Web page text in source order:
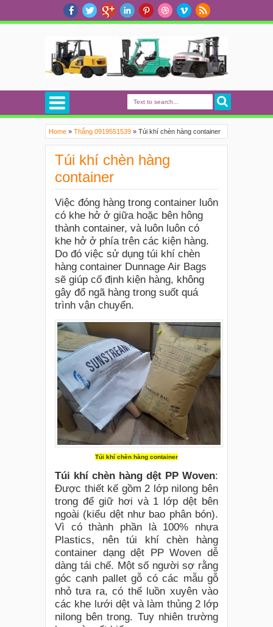
Home » Thắng 0919551539 » Túi khí chèn hàng container
Túi khí chèn hàng
container
Việc đóng hàng trong container luôn
có khe hở ở giữa hoặc bên hông
thành container, và luôn luôn có
khe hở ở phía trên các kiện hàng.
Do đó việc sử dụng túi khí chèn
hàng container Dunnage Air Bags
sẽ giúp cố định kiện hàng, không
gây đổ ngã hàng trong suốt quá
trình vận chuyển.
Túi khí chèn hàng container
Túi khí chèn hàng dệt PP Woven:
Được thiết kế gồm 2 lớp nilong bên
trong để giữ hơi và 1 lớp dệt bên
ngoài (kiểu dệt như bao phân bón).
Vì có thành phần là 100% nhựa
Plastics, nên túi khí chèn hàng
container dạng dệt PP Woven dễ
dàng tái chế. Một số người sợ rằng
góc cạnh pallet gỗ có các mẫu gỗ
nhỏ tưa ra, có thể luồn xuyên vào
các khe lưới dệt và làm thủng 2 lớp
nilong bên trong. Tuy nhiên trường